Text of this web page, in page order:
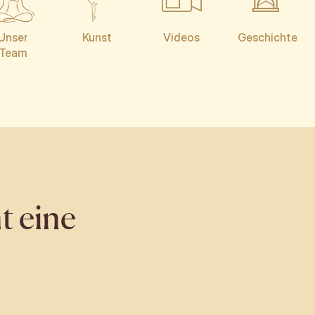
Kunst Videos Geschichte
eine